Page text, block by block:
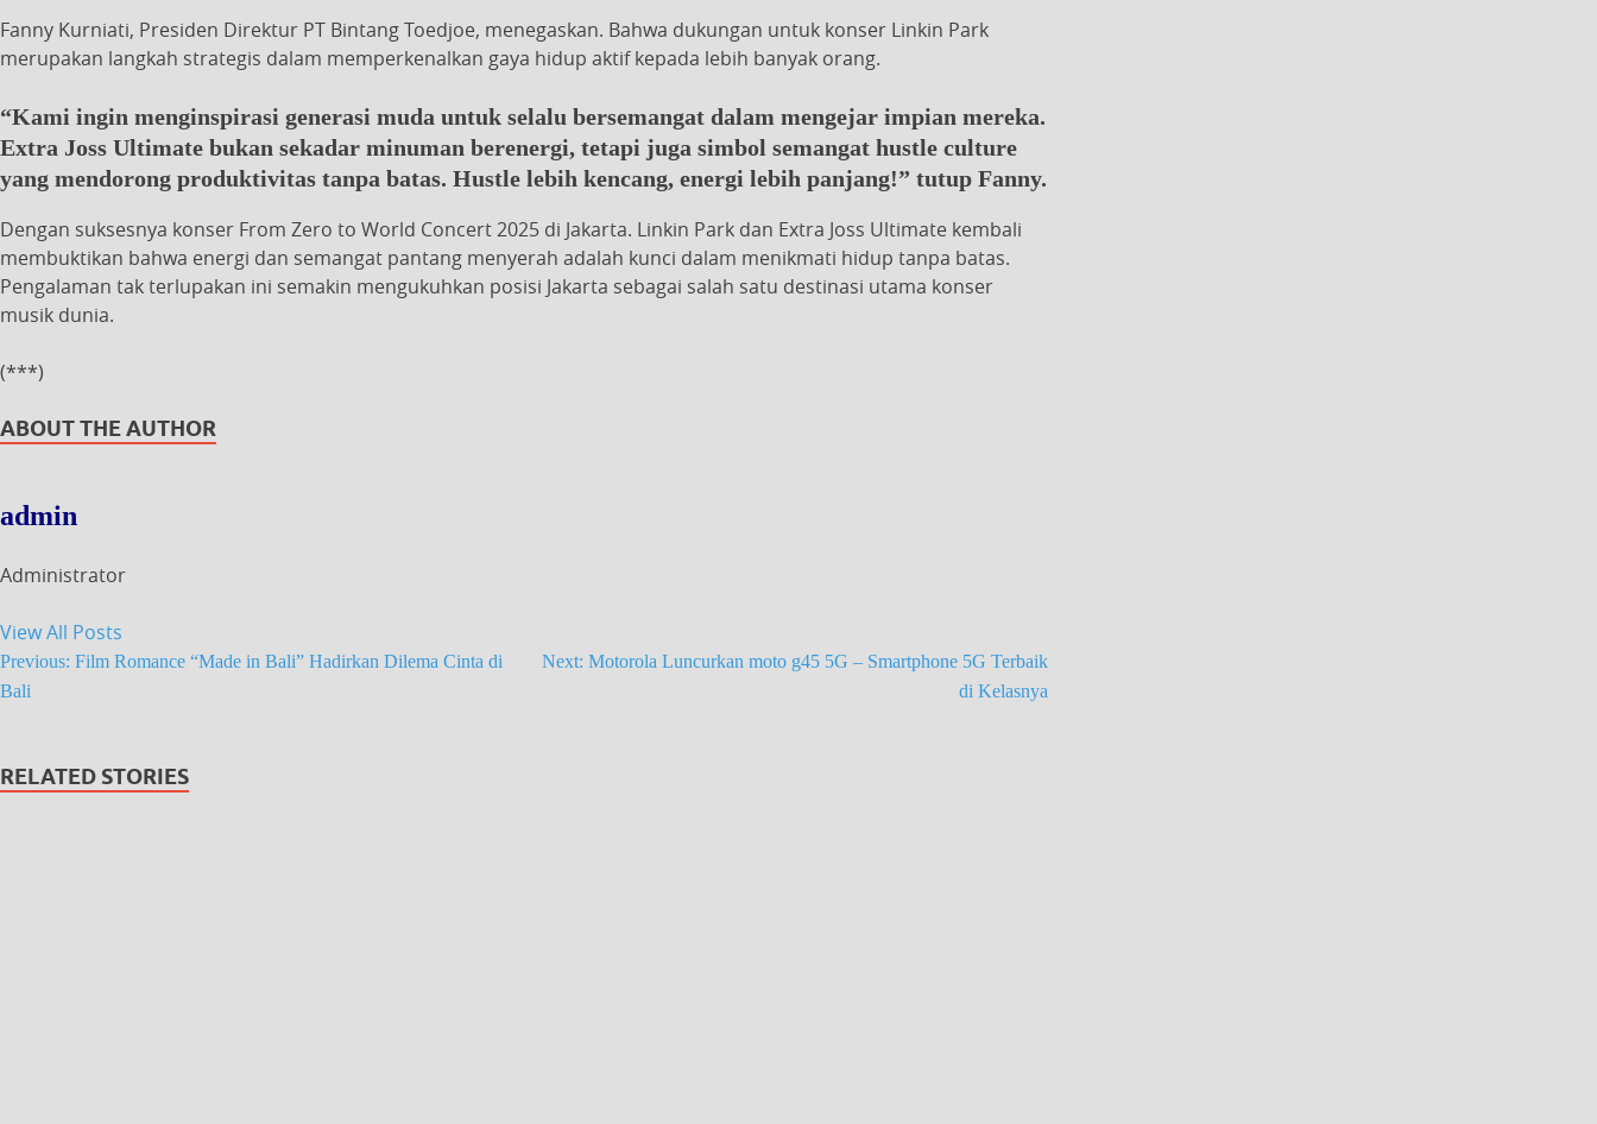
Fanny Kurniati, Presiden Direktur PT Bintang Toedjoe, menegaskan. Bahwa dukungan untuk konser Linkin Park
merupakan langkah strategis dalam memperkenalkan gaya hidup aktif kepada lebih banyak orang.
“Kami ingin menginspirasi generasi muda untuk selalu bersemangat dalam mengejar impian mereka.
Extra Joss Ultimate bukan sekadar minuman berenergi, tetapi juga simbol semangat hustle culture
yang mendorong produktivitas tanpa batas. Hustle lebih kencang, energi lebih panjang!” tutup Fanny.
Dengan suksesnya konser From Zero to World Concert 2025 di Jakarta. Linkin Park dan Extra Joss Ultimate kembali
membuktikan bahwa energi dan semangat pantang menyerah adalah kunci dalam menikmati hidup tanpa batas.
Pengalaman tak terlupakan ini semakin mengukuhkan posisi Jakarta sebagai salah satu destinasi utama konser
musik dunia.
(***)
ABOUT THE AUTHOR
admin
Administrator
View All Posts
Previous: Film Romance “Made in Bali” Hadirkan Dilema Cinta di
Bali
Next: Motorola Luncurkan moto g45 5G – Smartphone 5G Terbaik
di Kelasnya
RELATED STORIES